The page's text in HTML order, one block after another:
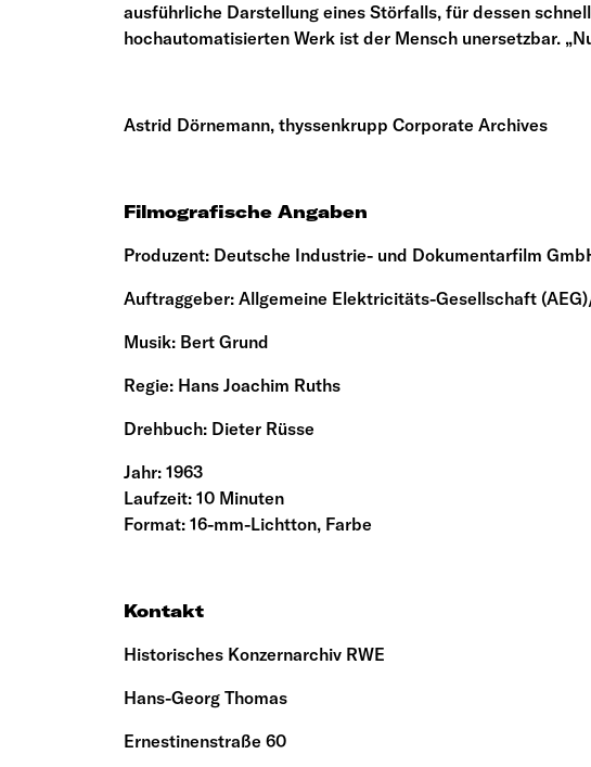
ausführliche Darstellung eines Störfalls, für dessen
hochautomatisierten Werk ist der Mensch unersetzbar.
Astrid Dörnemann, thyssenkrupp Corporate Archives
Filmografische Angaben
Produzent: Deutsche Industrie- und Dokumentarfilm
Auftraggeber: Allgemeine Elektricitäts-Gesellschaft
Musik: Bert Grund
Regie: Hans Joachim Ruths
Drehbuch: Dieter Rüsse
Jahr: 1963
Laufzeit: 10 Minuten
Format: 16-mm-Lichtton, Farbe
Kontakt
Historisches Konzernarchiv RWE
Hans-Georg Thomas
Ernestinenstraße 60